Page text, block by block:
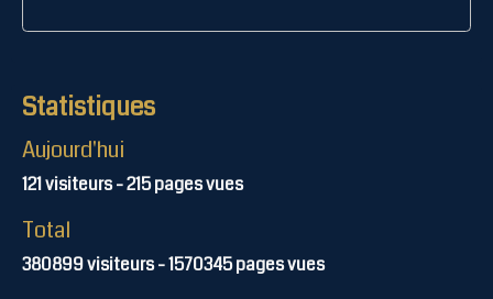
Statistiques
Aujourd'hui
121visiteurs -215pages vues
Total
380899visiteurs -1570345pages vues